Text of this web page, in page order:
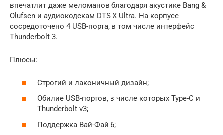
впечатлит даже меломанов благодаря акустике Bang &
Olufsen и аудиокодекам DTS X Ultra. На корпусе
сосредоточено 4 USB-порта, в том числе интерфейс
Thunderbolt 3.
Плюсы:
Строгий и лаконичный дизайн;
Обилие USB-портов, в числе которых Type-C и
Thunderbolt v3;
Поддержка Вай-Фай 6;